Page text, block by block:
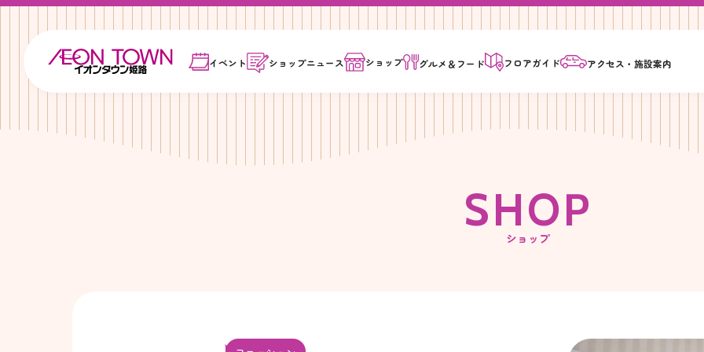
イベント ショップニュース ショップ グルメ＆ フード フロアガイド アクセス・施設案内
SHOP
ショップ